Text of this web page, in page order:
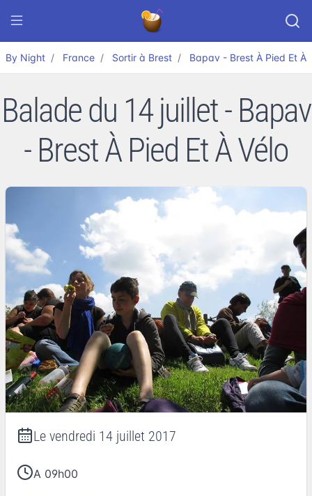
By Night France Sortir à Brest Bapav - Brest À Pied Et À
Balade du 14 juillet - Bapav
- Brest À Pied Et À Vélo
Le vendredi 14 juillet 2017
A 09h00